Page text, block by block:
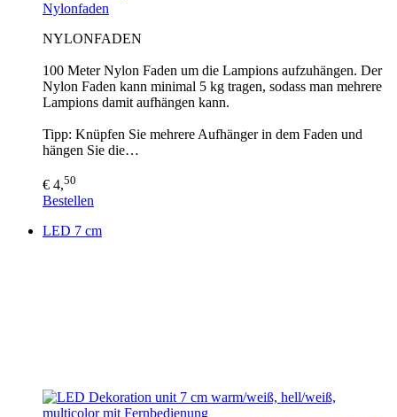
Nylonfaden
NYLONFADEN
100 Meter Nylon Faden um die Lampions aufzuhängen. Der
Nylon Faden kann minimal 5 kg tragen, sodass man mehrere
Lampions damit aufhängen kann.
Tipp: Knüpfen Sie mehrere Aufhänger in dem Faden und
hängen Sie die…
€ 4,50
Bestellen
LED 7 cm